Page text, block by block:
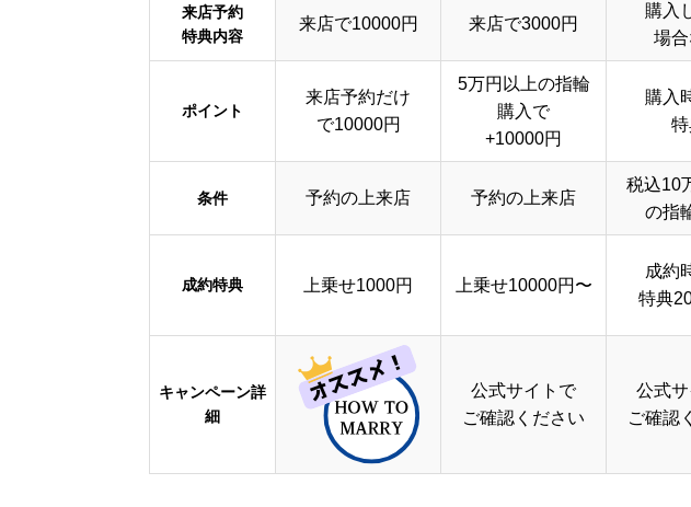
来店予約
特典内容
来店で10000円 来店で3000円
購入
場
ポイント
来店予約だけ
で10000円
5万円以上の指輪
購入で
+10000円
購入
条件 予約の上来店 予約の上来店
税込10
の指
成約特典 上乗せ1000円 上乗せ10000円〜
成約
特典
キャンペーン詳
細
公式サイトで
ご確認ください
公式
ご確認